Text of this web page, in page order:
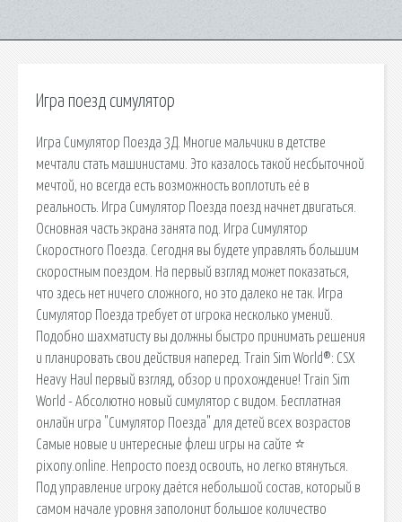
Игра поезд симулятор
Игра Симулятор Поезда 3Д. Многие мальчики в детстве
мечтали стать машинистами. Это казалось такой несбыточной
мечтой, но всегда есть возможность воплотить её в
реальность. Игра Симулятор Поезда поезд начнет двигаться.
Основная часть экрана занята под. Игра Симулятор
Скоростного Поезда. Сегодня вы будете управлять большим
скоростным поездом. На первый взгляд может показаться,
что здесь нет ничего сложного, но это далеко не так. Игра
Симулятор Поезда требует от игрока несколько умений.
Подобно шахматисту вы должны быстро принимать решения
и планировать свои действия наперед. Train Sim World®: CSX
Heavy Haul первый взгляд, обзор и прохождение! Train Sim
World - Абсолютно новый симулятор с видом. Бесплатная
онлайн игра "Симулятор Поезда" для детей всех возрастов
Самые новые и интересные флеш игры на сайте ⭐
pixony.online. Непросто поезд освоить, но легко втянуться.
Под управление игроку даётся небольшой состав, который в
самом начале уровня заполонит большое количество